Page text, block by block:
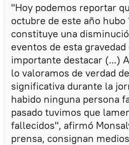
"Hoy podemos reportar
octubre de este año hubo
constituye una
eventos de esta
importante destacar (...)
lo valoramos de verdad
significativa durante la
habido ninguna persona
pasado tuvimos que
fallecidos", afirmó
prensa, consignan